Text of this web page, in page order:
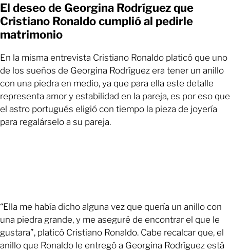
El deseo de Georgina Rodríguez que
Cristiano Ronaldo cumplió al pedirle
matrimonio
En la misma entrevista Cristiano Ronaldo platicó que uno
de los sueños de Georgina Rodríguez era tener un anillo
con una piedra en medio, ya que para ella este detalle
representa amor y estabilidad en la pareja, es por eso que
el astro portugués eligió con tiempo la pieza de joyería
para regalárselo a su pareja.
“Ella me había dicho alguna vez que quería un anillo con
una piedra grande, y me aseguré de encontrar el que le
gustara”, platicó Cristiano Ronaldo. Cabe recalcar que, el
anillo que Ronaldo le entregó a Georgina Rodríguez está